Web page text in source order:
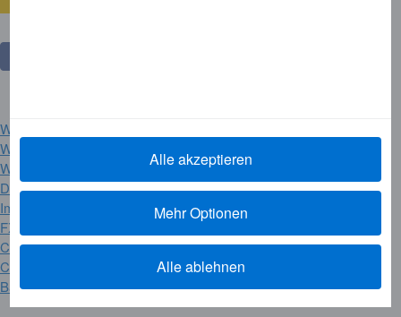
Website Regeln
Warenzeichen
Warnhinweise
Datenschutz
Impressum
FX-ECB Vergleich
Cookie-Richtlinie
Cookie Policy (EN)
Barrierefreiheit
Alle ablehnen
Mehr Optionen
Alle akzeptieren